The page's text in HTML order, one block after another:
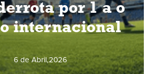
por 1 a o
internacional
6 de Abril,2026